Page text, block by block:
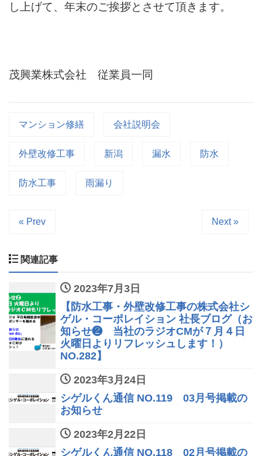
し上げて、 年末のご挨拶とさせて頂きます。
茂興業株式会社 従業員一同
マンション修繕 会社説明会
外壁改修工事 新潟 漏水 防水
防水工事 雨漏り
« Prev Next »
関連記事
2023年7月3日
【防水工事・外壁改修工事の株式会社シ
ゲル・コーポレイション 社長ブログ（お
知らせ❷ 当社のラジオCMが７月４日
火曜日よりリフレッシュします！）
NO.282】
2023年3月24日
シゲルくん通信 NO.119 03月号掲載の
お知らせ
2023年2月22日
シゲルくん通信 NO.118 02月号掲載の